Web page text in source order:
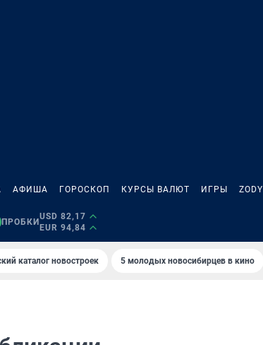
АФИША ГОРОСКОП КУРСЫ ВАЛЮТ ИГРЫ ZODY
ПРОБКИ
USD 82,17
EUR 94,84
каталог новостроек 5 молодых новосибирцев в кино